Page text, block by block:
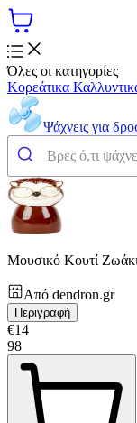
Όλες οι κατηγορίες
Κορεάτικα
Ψάχνεις για
Μουσικό Κουτί
Από dendron.gr
Περιγραφή
€14
98